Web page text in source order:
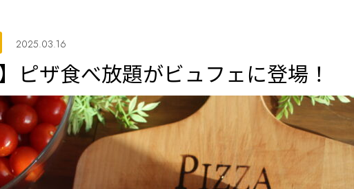
2025.03.16
ピザ食べ放題がビュフェに登場！